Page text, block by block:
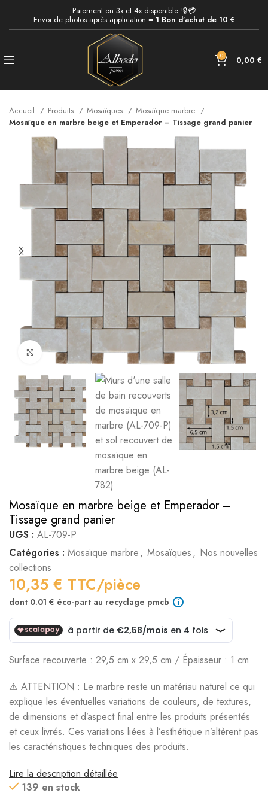
Paiement en 3x et 4x disponible !🔒💳
Envoi de photos après application = 1 Bon d’achat de 10 €
0 0,00 €
Accueil Produits Mosaïques
Mosaïque marbre
Mosaïque en marbre beige et Emperador – Tissage grand panier
Cliquez pour agrandir
Mosaïque en marbre beige et Emperador –
Tissage grand panier
UGS : AL-709-P
Catégories : Mosaïque marbre, Mosaïques, Nos nouvelles
collections
10,35 € TTC/pièce
dont 0.01 € éco-part au recyclage pmcb
Surface recouverte : 29,5 cm x 29,5 cm / Épaisseur : 1 cm
⚠️ ATTENTION : Le marbre reste un matériau naturel ce qui
explique les éventuelles variations de couleurs, de textures,
de dimensions et d’aspect final entre les produits présentés
et ceux livrés. Ces variations liées à l’esthétique n’altèrent pas
les caractéristiques techniques des produits.
Lire la description détaillée
139 en stock